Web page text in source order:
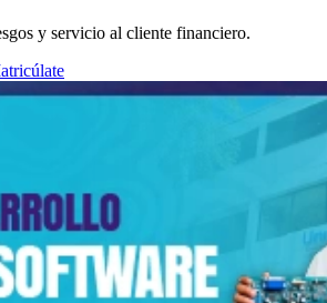
y servicio al cliente financiero.